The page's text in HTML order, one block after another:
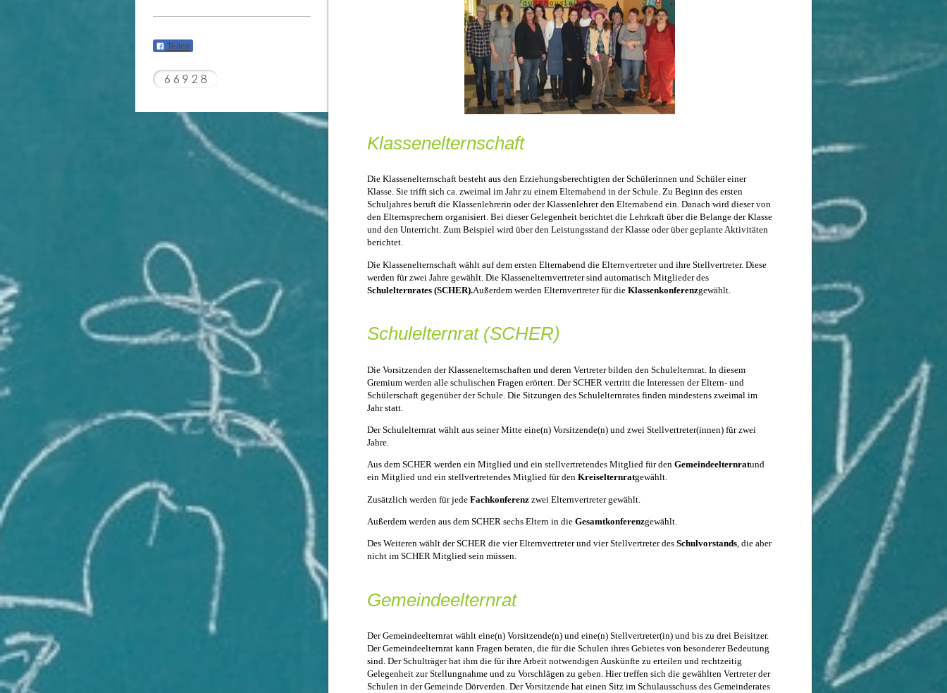
Klassenelternschaft
Die Klassenelternschaft besteht aus den Erziehungsberechtigten der Schülerinnen und Schüler einer
Klasse. Sie trifft sich ca. zweimal im Jahr zu einem Elternabend in der Schule. Zu Beginn des ersten
Schuljahres beruft die Klassenlehrerin oder der Klassenlehrer den Elternabend ein. Danach wird dieser von
den Elternsprechern organisiert. Bei dieser Gelegenheit berichtet die Lehrkraft über die Belange der Klasse
und den Unterricht. Zum Beispiel wird über den Leistungsstand der Klasse oder über geplante Aktivitäten
berichtet.
Die Klassenelternschaft wählt auf dem ersten Elternabend die Elternvertreter und ihre Stellvertreter. Diese
werden für zwei Jahre gewählt. Die Klassenelternvertreter sind automatisch Mitglieder des
Schulelternrates (SCHER).Außerdem werden Elternvertreter für die Klassenkonferenzgewählt.
Schulelternrat (SCHER)
Die Vorsitzenden der Klassenelternschaften und deren Vertreter bilden den Schulelternrat. In diesem
Gremium werden alle schulischen Fragen erörtert. Der SCHER vertritt die Interessen der Eltern- und
Schülerschaft gegenüber der Schule. Die Sitzungen des Schulelternrates finden mindestens zweimal im
Jahr statt.
Der Schulelternrat wählt aus seiner Mitte eine(n) Vorsitzende(n) und zwei Stellvertreter(innen) für zwei
Jahre.
Aus dem SCHER werden ein Mitglied und ein stellvertretendes Mitglied für den Gemeindeelternratund
ein Mitglied und ein stellvertretendes Mitglied für den Kreiselternratgewählt.
Zusätzlich werden für jede Fachkonferenzzwei Elternvertreter gewählt.
Außerdem werden aus dem SCHER sechs Eltern in die Gesamtkonferenzgewählt.
Des Weiteren wählt der SCHER die vier Elternvertreter und vier Stellvertreter des Schulvorstands, die aber
nicht im SCHER Mitglied sein müssen.
Gemeindeelternrat
Der Gemeindeelternrat wählt eine(n) Vorsitzende(n) und eine(n) Stellvertreter(in) und bis zu drei Beisitzer.
Der Gemeindeelternrat kann Fragen beraten, die für die Schulen ihres Gebietes von besonderer Bedeutung
sind. Der Schulträger hat ihm die für ihre Arbeit notwendigen Auskünfte zu erteilen und rechtzeitig
Gelegenheit zur Stellungnahme und zu Vorschlägen zu geben. Hier treffen sich die gewählten Vertreter der
Schulen in der Gemeinde Dörverden. Der Vorsitzende hat einen Sitz im Schulausschuss des Gemeinderates
Teilen